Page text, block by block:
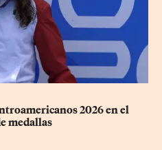
2026 en el
medallas